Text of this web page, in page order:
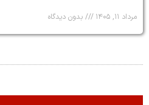
مرداد ۱۱, ۱۴۰۵ بدون دیدگاه